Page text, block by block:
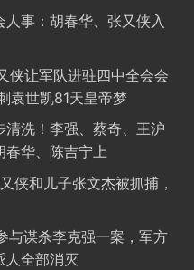
事：胡春华、张又侠入
侠让军队进驻四中全会会
袁世凯81天皇帝梦
洗！李强、蔡奇、王沪
春华、陈吉宁上
侠和儿子张文杰被抓捕，
与谋杀李克强一案，军方
人全部消灭